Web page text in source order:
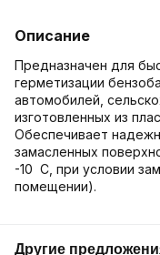
Описание
Предназначен для
герметизации
автомобилей,
изготовленных из
Обеспечивает
замасленных
-10 С, при условии
помещении).
Другие